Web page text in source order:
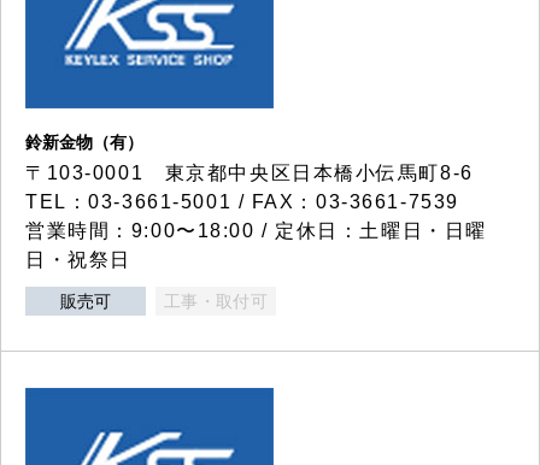
鈴新金物（有）
〒103-0001 東京都中央区日本橋小伝馬町8-6
TEL：03-3661-5001 / FAX：03-3661-7539
営業時間：9:00〜18:00 / 定休日：土曜日・日曜
日・祝祭日
販売可 工事・取付可